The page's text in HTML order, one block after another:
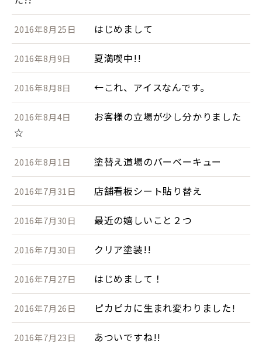
2016年8月25日 はじめまして
2016年8月9日 夏満喫中!!
2016年8月8日 ←これ、アイスなんです。
2016年8月4日
お客様の立場が少し分かりました
☆
2016年8月1日 塗替え道場のバーベーキュー
2016年7月31日 店舗看板シート貼り替え
2016年7月30日 最近の嬉しいこと２つ
2016年7月30日 クリア塗装!!
2016年7月27日 はじめまして！
2016年7月26日 ピカピカに生まれ変わりました!
2016年7月23日 あついですね!!